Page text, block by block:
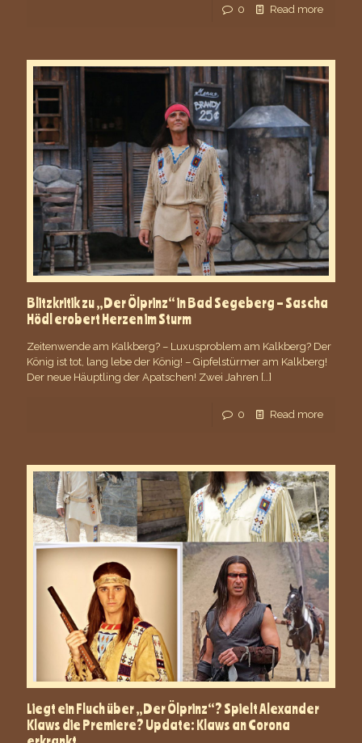
0 Read more
Blitzkritik zu „Der Ölprinz“ in Bad Segeberg – Sascha
Hödl erobert Herzen im Sturm
Zeitenwende am Kalkberg? – Luxusproblem am Kalkberg? Der
König ist tot, lang lebe der König! – Gipfelstürmer am Kalkberg!
Der neue Häuptling der Apatschen! Zwei Jahren […]
0 Read more
Liegt ein Fluch über „Der Ölprinz“? Spielt Alexander
Klaws die Premiere? Update: Klaws an Corona